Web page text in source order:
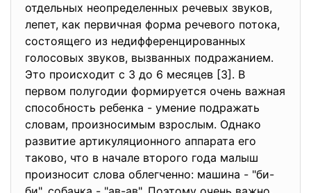
отдельных неопределенных речевых звуков,
лепет, как первичная форма речевого потока,
состоящего из недифференцированных
голосовых звуков, вызванных подражанием.
Это происходит с 3 до 6 месяцев [3]. В
первом полугодии формируется очень важная
способность ребенка - умение подражать
словам, произносимым взрослым. Однако
развитие артикуляционного аппарата его
таково, что в начале второго года малыш
произносит слова облегченно: машина - "би-